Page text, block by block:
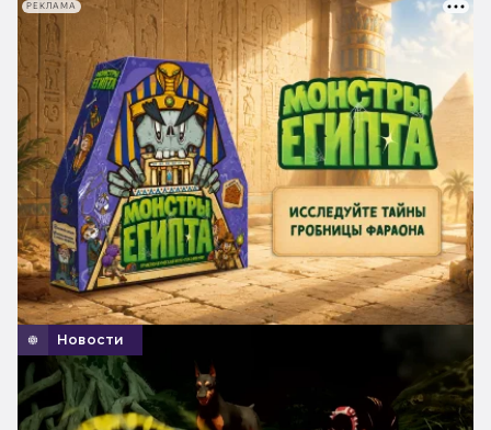
Новости
РЕКЛАМА